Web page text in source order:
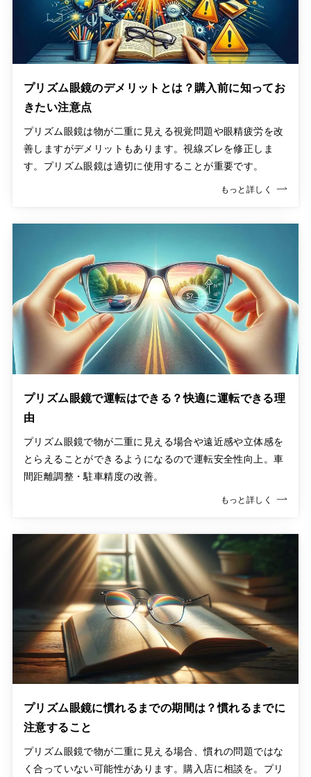
プリズム眼鏡のデメリットとは？購入前に知ってお
きたい注意点
プリズム眼鏡は物が二重に見える視覚問題や眼精疲労を改
善しますがデメリットもあります。視線ズレを修正しま
す。プリズム眼鏡は適切に使用することが重要です。
もっと詳しく
プリズム眼鏡で運転はできる？快適に運転できる理
由
プリズム眼鏡で物が二重に見える場合や遠近感や立体感を
とらえることができるようになるので運転安全性向上。車
間距離調整・駐車精度の改善。
もっと詳しく
プリズム眼鏡に慣れるまでの期間は？慣れるまでに
注意すること
プリズム眼鏡で物が二重に見える場合、慣れの問題ではな
く合っていない可能性があります。購入店に相談を。プリ